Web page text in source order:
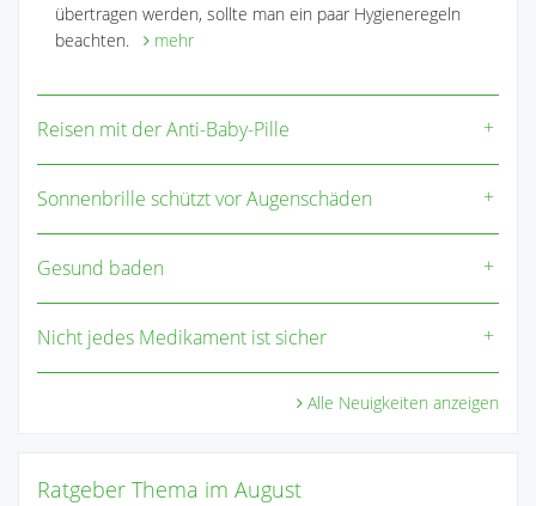
übertragen werden, sollte man ein paar Hygieneregeln
beachten.
mehr
Reisen mit der Anti-Baby-Pille
Sonnenbrille schützt vor Augenschäden
Gesund baden
Nicht jedes Medikament ist sicher
Alle Neuigkeiten anzeigen
Ratgeber Thema im August